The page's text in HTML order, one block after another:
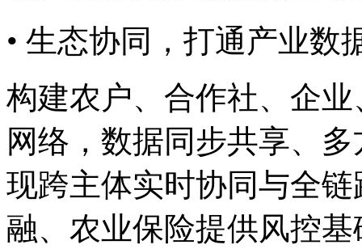
• 生态协同，打通产业数
构建农户、合作社、企
网络，数据同步共享、
现跨主体实时协同与全链
融、农业保险提供风控